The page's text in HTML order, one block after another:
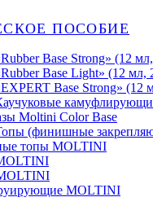
ПОСОБИЕ
Base Strong» (12
Base Light» (12 мл,
Base Strong» (12
Moltini Color Base
(финишные
топы MOLTINI
MOLTINI